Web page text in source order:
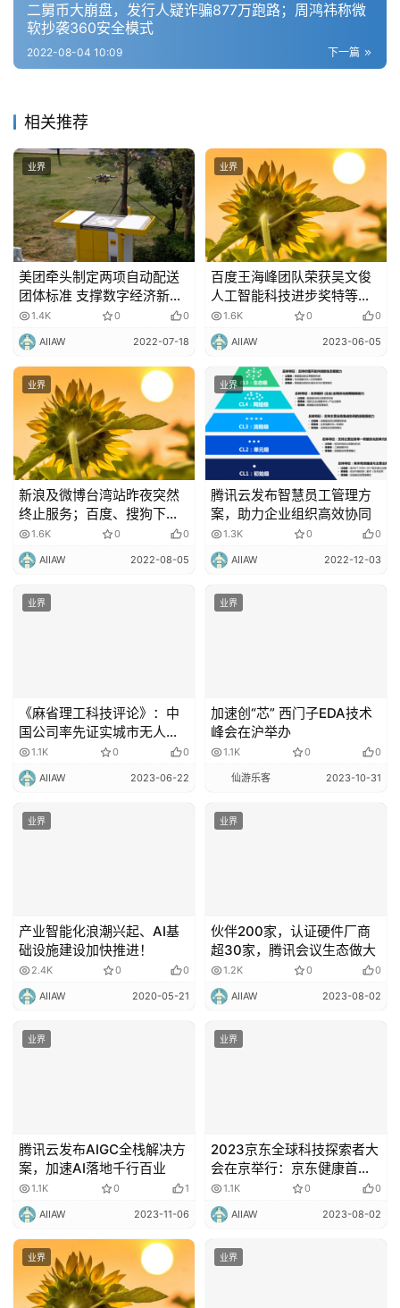
二舅币大崩盘，发行人疑诈骗877万跑路；周鸿祎称微
软抄袭360安全模式
下一篇
2022-08-04 10:09
相关推荐
业界
美团牵头制定两项自动配送
团体标准 支撑数字经济新业
态带动新就业
1.4K 0 0
AIIAW 2022-07-18
业界
百度王海峰团队荣获吴文俊
人工智能科技进步奖特等
奖，成果已应用于文心一言
1.6K 0 0
AIIAW 2023-06-05
业界
新浪及微博台湾站昨夜突然
终止服务；百度、搜狗下线
搜索快照功能
1.6K 0 0
AIIAW 2022-08-05
业界
腾讯云发布智慧员工管理方
案，助力企业组织高效协同
1.3K 0 0
AIIAW 2022-12-03
业界
《麻省理工科技评论》：中
国公司率先证实城市无人机
配送可行性
1.1K 0 0
AIIAW 2023-06-22
业界
加速创“芯” 西门子EDA技术
峰会在沪举办
1.1K 0 0
仙游乐客 2023-10-31
业界
产业智能化浪潮兴起、AI基
础设施建设加快推进！
2.4K 0 0
AIIAW 2020-05-21
业界
伙伴200家，认证硬件厂商
超30家，腾讯会议生态做大
1.2K 0 0
AIIAW 2023-08-02
业界
腾讯云发布AIGC全栈解决方
案，加速AI落地千行百业
1.1K 0 1
AIIAW 2023-11-06
业界
2023京东全球科技探索者大
会在京举行：京东健康首次
发布医疗大模型“京医千询”
1.1K 0 0
AIIAW 2023-08-02
业界 业界